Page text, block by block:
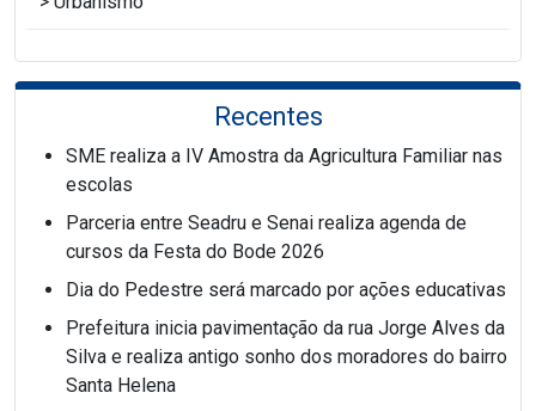
Recentes
SME realiza a IV Amostra da Agricultura Familiar nas
escolas
Parceria entre Seadru e Senai realiza agenda de
cursos da Festa do Bode 2026
Dia do Pedestre será marcado por ações educativas
Prefeitura inicia pavimentação da rua Jorge Alves da
Silva e realiza antigo sonho dos moradores do bairro
Santa Helena